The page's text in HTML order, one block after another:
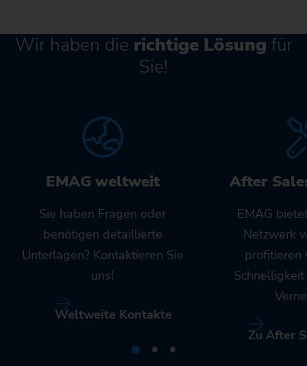
Wir haben die richtige Lösung für
Sie!
EMAG weltweit
Sie haben Fragen oder
benötigen detaillierte
Unterlagen? Kontaktieren Sie
uns!
Weltweite Kontakte
After
EMAG
Netzwerk
profitieren
Zu After